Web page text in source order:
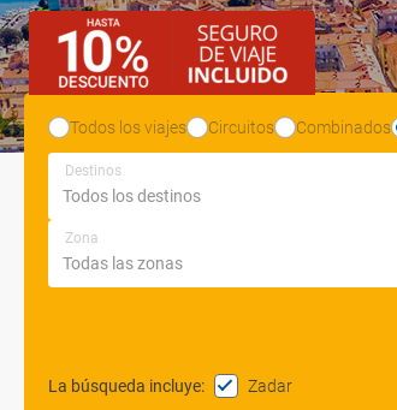
Todos los viajes Circuitos Combinados
Destinos
Zona
La búsqueda incluye: Zadar